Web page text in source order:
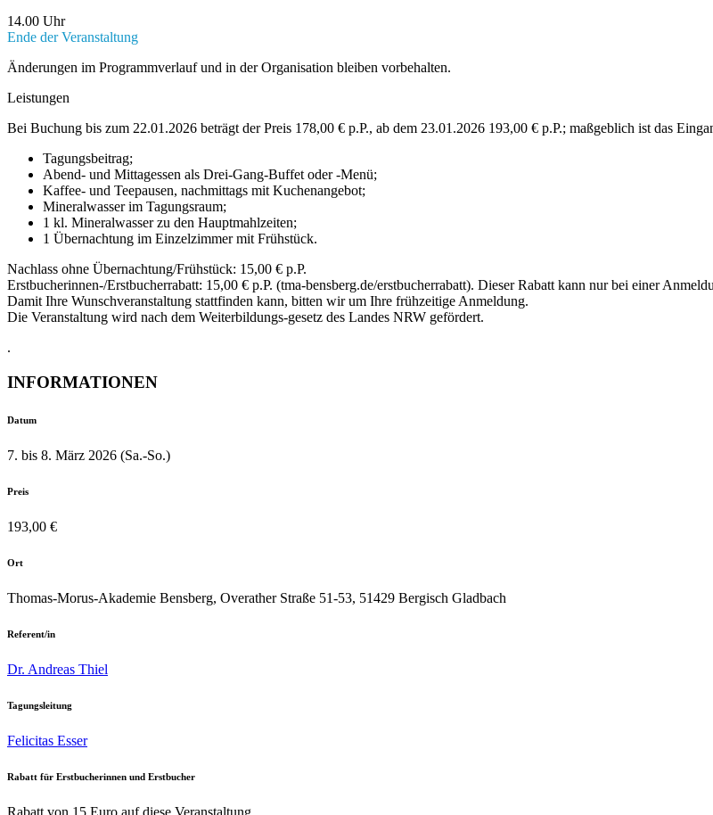
14.00 Uhr
Ende der Veranstaltung
Änderungen im Programmverlauf und in der Organisation bleiben vorbehalten.
Leistungen
Bei Buchung bis zum 22.01.2026 beträgt der Preis 178,00 € p.P., ab dem 23.01.2026 193,00 € p.P.; maßgeblich ist das
Tagungsbeitrag;
Abend- und Mittagessen als Drei-Gang-Buffet oder -Menü;
Kaffee- und Teepausen, nachmittags mit Kuchenangebot;
Mineralwasser im Tagungsraum;
1 kl. Mineralwasser zu den Hauptmahlzeiten;
1 Übernachtung im Einzelzimmer mit Frühstück.
Nachlass ohne Übernachtung/Frühstück: 15,00 € p.P.
Erstbucherinnen-/Erstbucherrabatt: 15,00 € p.P. (tma-bensberg.de/erstbucherrabatt). Dieser Rabatt kann nur bei einer
Damit Ihre Wunschveranstaltung stattfinden kann, bitten wir um Ihre frühzeitige Anmeldung.
Die Veranstaltung wird nach dem Weiterbildungs-gesetz des Landes NRW gefördert.
.
INFORMATIONEN
Datum
7. bis 8. März 2026 (Sa.-So.)
Preis
193,00 €
Ort
Thomas-Morus-Akademie Bensberg, Overather Straße 51-53, 51429 Bergisch Gladbach
Referent/in
Dr. Andreas Thiel
Tagungsleitung
Felicitas Esser
Rabatt für Erstbucherinnen und Erstbucher
Rabatt von 15 Euro auf diese Veranstaltung